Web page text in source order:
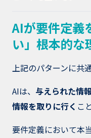
AIが要件定義
い」根本的な
上記のパターンに共
AIは、 与えられた情
情報を取りに行く こ
要件定義において本